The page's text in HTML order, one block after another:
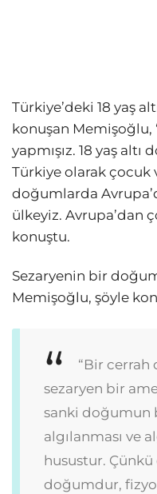
Türkiye’deki 18 yaş
konuşan Memişoğlu,
yapmışız. 18 yaş
Türkiye olarak çocuk
doğumlarda
ülkeyiz. Avrupa’dan
konuştu.
Sezaryenin bir
Memişoğlu, şöyle
“Bir cerrah
sezaryen bir
sanki doğumun
algılanması ve
husustur.
doğumdur,